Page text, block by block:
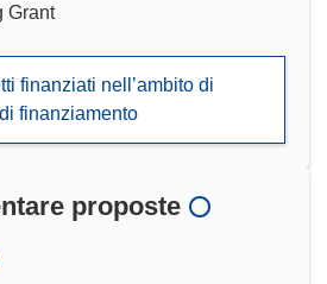
Grant
finanziati nell’ambito di
finanziamento
proposte